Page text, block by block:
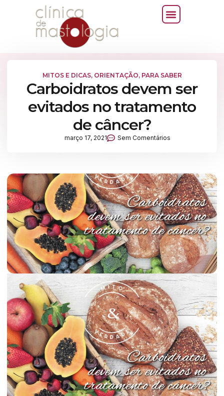
MITOS E DICAS, ORIENTAÇÃO, PARA SABER
Carboidratos devem ser
evitados no tratamento
de câncer?
março 17, 2021 Sem Comentários